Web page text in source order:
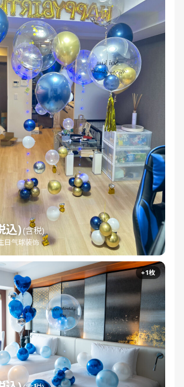
込)(含税)
日气球装饰
+1枚